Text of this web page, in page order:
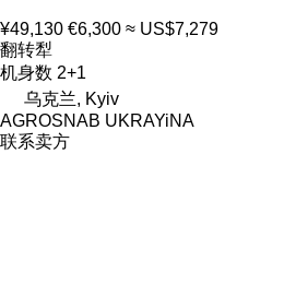
¥49,130 €6,300 ≈ US$7,279
翻转犁
机身数 2+1
乌克兰, Kyiv
AGROSNAB UKRAYiNA
联系卖方